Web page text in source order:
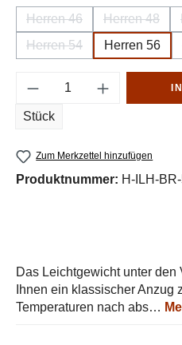
Herren 46
(Diese Option ist zurzeit
Herren 48
(Diese
Herren 54
(Diese Option ist zurzeit
Herren 56
Produkt Anzahl:
Stück
Zum Merkzettel hinzufügen
Produktnummer: H-ILH-
Das Leichtgewicht unter den
Ihnen ein klassischer Anzug
Temperaturen nach abs…